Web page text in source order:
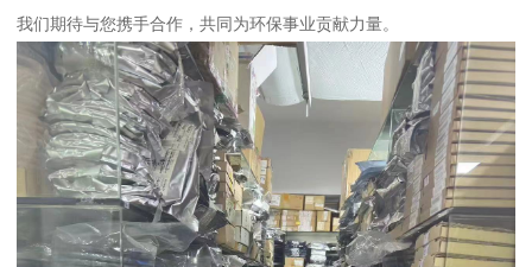
我们期待与您携手合作，共同为环保事业贡献力量。